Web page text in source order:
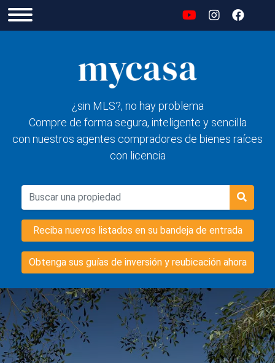
¿sin MLS?, no hay problema
Compre de forma segura, inteligente y sencilla
con nuestros agentes compradores de bienes raíces
con licencia
Reciba nuevos listados en su bandeja de entrada
Obtenga sus guías de inversión y reubicación ahora